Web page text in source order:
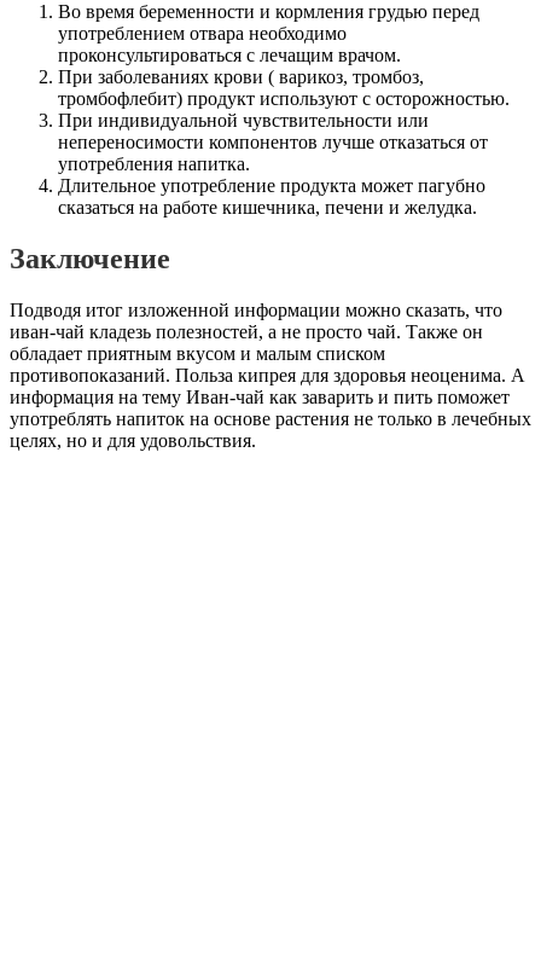
Во время беременности и кормления грудью перед
употреблением отвара необходимо
проконсультироваться с лечащим врачом.
При заболеваниях крови ( варикоз, тромбоз,
тромбофлебит) продукт используют с осторожностью.
При индивидуальной чувствительности или
непереносимости компонентов лучше отказаться от
употребления напитка.
Длительное употребление продукта может пагубно
сказаться на работе кишечника, печени и желудка.
Заключение
Подводя итог изложенной информации можно сказать, что
иван-чай кладезь полезностей, а не просто чай. Также он
обладает приятным вкусом и малым списком
противопоказаний. Польза кипрея для здоровья неоценима. А
информация на тему Иван-чай как заварить и пить поможет
употреблять напиток на основе растения не только в лечебных
целях, но и для удовольствия.